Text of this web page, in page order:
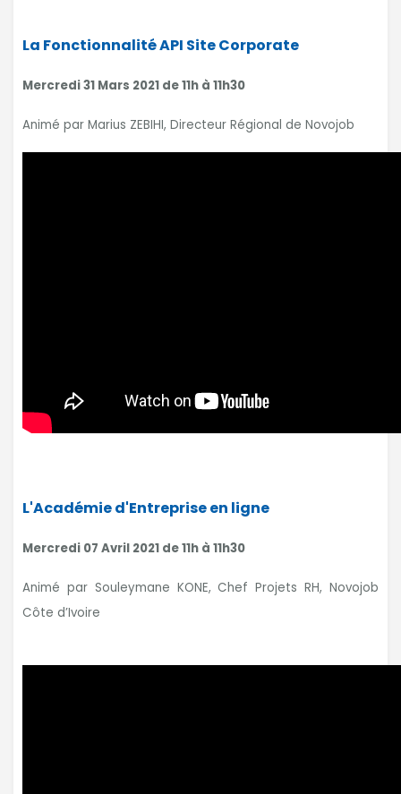
La Fonctionnalité API Site Corporate
Mercredi 31 Mars 2021 de 11h à 11h30
Animé par Marius ZEBIHI, Directeur Régional de Novojob
L'Académie d'Entreprise en ligne
Mercredi 07 Avril 2021 de 11h à 11h30
Animé par Souleymane KONE, Chef Projets RH, Novojob
Côte d’Ivoire